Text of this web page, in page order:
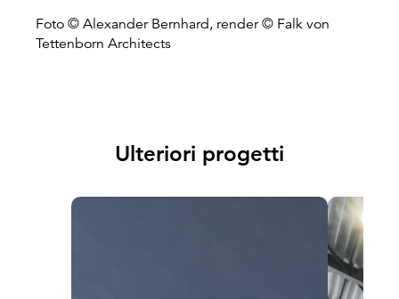
Foto © Alexander Bernhard, render © Falk von
Tettenborn Architects
Ulteriori progetti